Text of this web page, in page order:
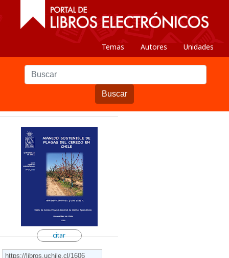
Temas Autores Unidades
Buscar
citar